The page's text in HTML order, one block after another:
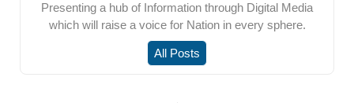
Presenting a hub of Information through Digital Media
which will raise a voice for Nation in every sphere.
All Posts